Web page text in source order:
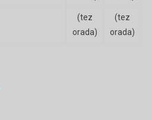
(tez
orada)
(tez
orada)